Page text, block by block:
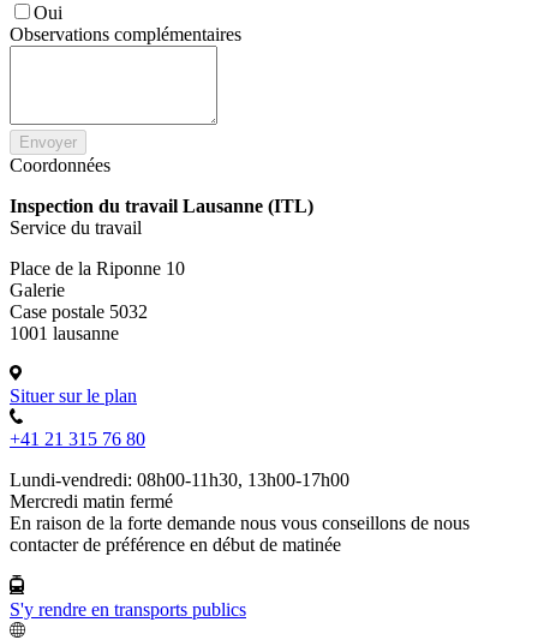
Oui
Observations complémentaires
Envoyer
Coordonnées
Inspection du travail Lausanne (ITL)
Service du travail
Place de la Riponne 10
Galerie
Case postale 5032
1001 lausanne
Situer sur le plan
+41 21 315 76 80
Lundi-vendredi: 08h00-11h30, 13h00-17h00
Mercredi matin fermé
En raison de la forte demande nous vous conseillons de nous
contacter de préférence en début de matinée
S'y rendre en transports publics